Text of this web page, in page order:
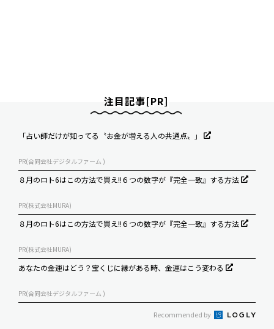
注目記事[PR]
「占い師だけが知ってる〝お金が増える人の共通点〟」
PR(合同会社デジタルファーム )
８月のロト6はこの方法で買え!!６つの数字が『完全一致』する方法
PR(株式会社MURA)
８月のロト6はこの方法で買え!!６つの数字が『完全一致』する方法
PR(株式会社MURA)
あなたの金運はどう？宝くじに縁がある時、金運はこう変わる
PR(合同会社デジタルファーム )
Recommended by